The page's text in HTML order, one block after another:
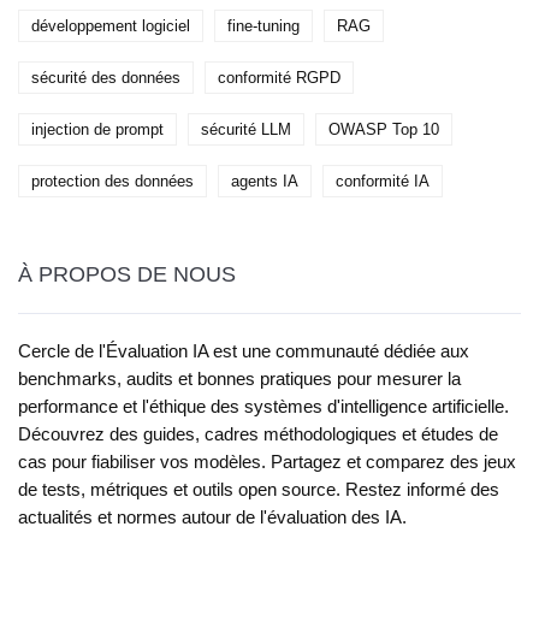
développement logiciel fine-tuning RAG
sécurité des données conformité RGPD
injection de prompt sécurité LLM OWASP Top 10
protection des données agents IA conformité IA
À PROPOS DE NOUS
Cercle de l'Évaluation IA est une communauté dédiée aux
benchmarks, audits et bonnes pratiques pour mesurer la
performance et l'éthique des systèmes d'intelligence artificielle.
Découvrez des guides, cadres méthodologiques et études de
cas pour fiabiliser vos modèles. Partagez et comparez des jeux
de tests, métriques et outils open source. Restez informé des
actualités et normes autour de l'évaluation des IA.